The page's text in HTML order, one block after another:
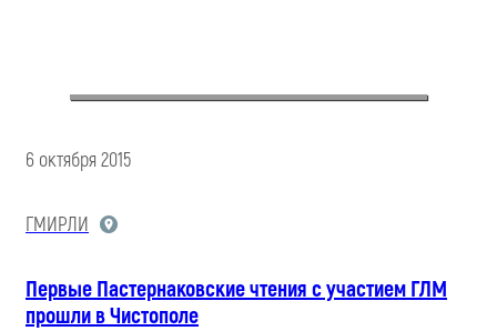
6 октября 2015
ГМИРЛИ
Первые Пастернаковские чтения с участием ГЛМ
прошли в Чистополе